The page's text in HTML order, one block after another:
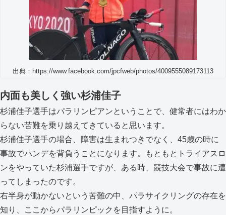
出典：https://www.facebook.com/jpcfweb/photos/4009555089173113
内面も美しく強い杉浦佳子
杉浦佳子選手はパラリンピアンということで、健常者にはわか
らない苦難を乗り越えてきていると思います。
杉浦佳子選手の場合、障害は生まれつきでなく、45歳の時に
事故でハンデを背負うことになります。もともとトライアスロ
ンをやっていた杉浦選手ですが、ある時、競技大会で事故に遭
ってしまったのです。
右半身が動かないという苦難の中、パラサイクリングの存在を
知り、ここからパラリンピックを目指すように。